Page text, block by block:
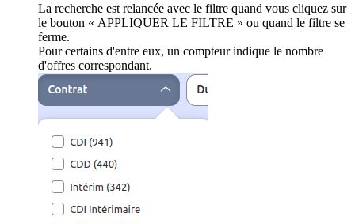
La recherche est relancée avec le filtre quand vous cliquez sur
le bouton « APPLIQUER LE FILTRE » ou quand le filtre se
ferme.
Pour certains d'entre eux, un compteur indique le nombre
d'offres correspondant.